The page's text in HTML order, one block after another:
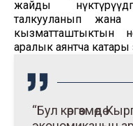
жайды
талкууланып жана
кызматташтыктын
аралык аянтча катары
“Бул көргөзмөдө